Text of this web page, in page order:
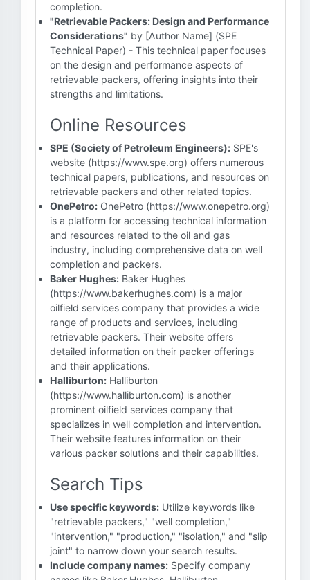
completion.
"Retrievable Packers: Design and Performance
Considerations" by [Author Name] (SPE
Technical Paper) - This technical paper focuses
on the design and performance aspects of
retrievable packers, offering insights into their
strengths and limitations.
Online Resources
SPE (Society of Petroleum Engineers): SPE's
website (https://www.spe.org) offers numerous
technical papers, publications, and resources on
retrievable packers and other related topics.
OnePetro: OnePetro (https://www.onepetro.org)
is a platform for accessing technical information
and resources related to the oil and gas
industry, including comprehensive data on well
completion and packers.
Baker Hughes: Baker Hughes
(https://www.bakerhughes.com) is a major
oilfield services company that provides a wide
range of products and services, including
retrievable packers. Their website offers
detailed information on their packer offerings
and their applications.
Halliburton: Halliburton
(https://www.halliburton.com) is another
prominent oilfield services company that
specializes in well completion and intervention.
Their website features information on their
various packer solutions and their capabilities.
Search Tips
Use specific keywords: Utilize keywords like
"retrievable packers," "well completion,"
"intervention," "production," "isolation," and "slip
joint" to narrow down your search results.
Include company names: Specify company